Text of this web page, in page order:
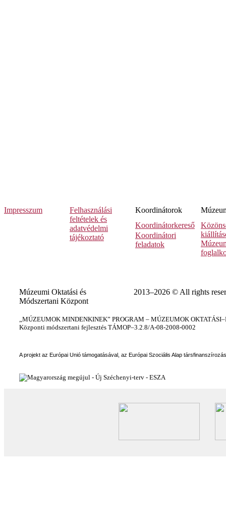
Impresszum
Felhasználási
feltételek és
adatvédelmi
tájékoztató
Koordinátorok
Koordinátorkereső
Koordinátori
feladatok
Múzeumi Oktatási és
Módszertani Központ
2013–2026 © All rights
„MÚZEUMOK MINDENKINEK” PROGRAM – MÚZEUMOK
Központi módszertani fejlesztés TÁMOP–3.2.8/A-08-2008-0002
A projekt az Európai Unió támogatásával, az Európai Szociális Alap